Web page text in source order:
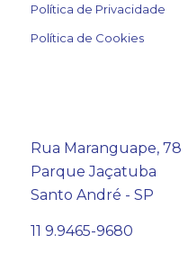
Política de Privacidade
Política de Cookies
Rua Maranguape, 78
Parque Jaçatuba
Santo André - SP
11 9.9465-9680